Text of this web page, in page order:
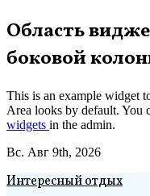
Перейти
к
содержимому
Область
боковой
This is an example widget
Area looks by default. You
widgets in the admin.
Вс. Авг 9th, 2026
Интересный отдых